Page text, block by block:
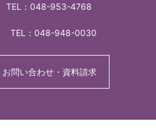
TEL： 048-953-4768
TEL： 048-948-0030
お問い合わせ・資料請求